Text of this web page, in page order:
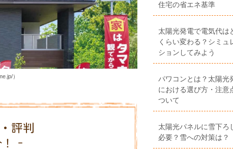
）
評判
！ -
住宅の省エネ基準
太陽光発電で電気代は
くらい変わる？シミュ
ションしてみよう
パワコンとは？太陽光
における選び方・注意
ついて
太陽光パネルに雪下ろ
必要？雪への対策は？